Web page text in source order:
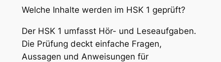
Welche Inhalte werden im HSK 1 geprüft?
Der HSK 1 umfasst Hör- und Leseaufgaben.
Die Prüfung deckt einfache Fragen,
Aussagen und Anweisungen für